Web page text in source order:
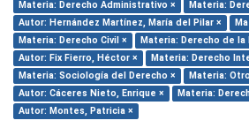
Materia: Derecho Administrativo ×
Materia:
Autor: Hernández Martínez, María del Pilar ×
Materia: Derecho Civil ×
Materia: Derecho de la
Autor: Fix Fierro, Héctor ×
Materia: Derecho
Materia: Sociología del Derecho ×
Materia:
Autor: Cáceres Nieto, Enrique ×
Materia:
Autor: Montes, Patricia ×